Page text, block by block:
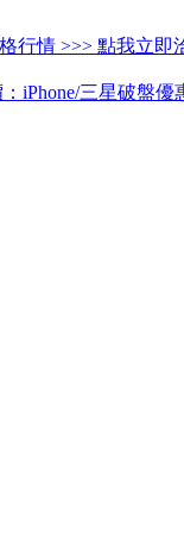
行情 >>> 點我立即